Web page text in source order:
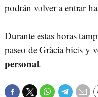
podrán volver a entrar
Durante estas horas
paseo de Gràcia bicis y
personal.